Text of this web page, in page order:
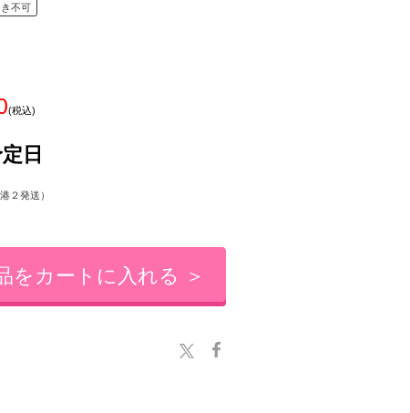
不可
(税込)
日
港２発送）
をカートに入れる ＞